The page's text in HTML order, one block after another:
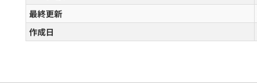
最終更新
作成日